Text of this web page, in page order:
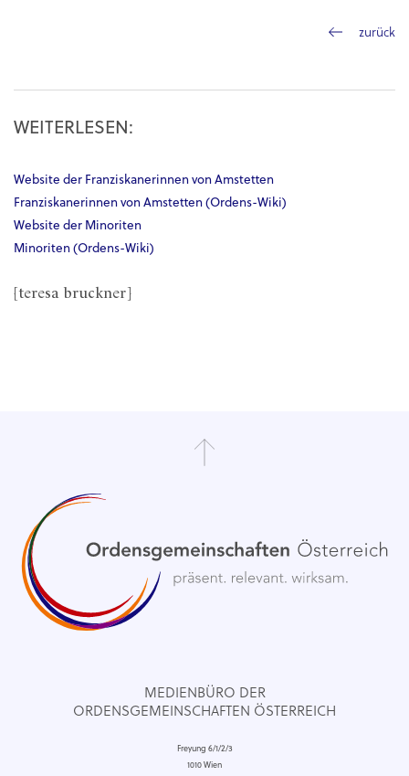
zurück
WEITERLESEN:
Website der Franziskanerinnen von Amstetten
Franziskanerinnen von Amstetten (Ordens-Wiki)
Website der Minoriten
Minoriten (Ordens-Wiki)
[teresa bruckner]
MEDIENBÜRO DER
ORDENSGEMEINSCHAFTEN ÖSTERREICH
Freyung 6/1/2/3
1010 Wien